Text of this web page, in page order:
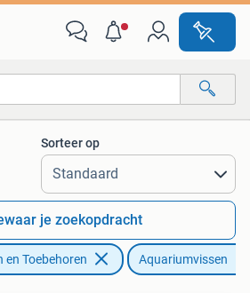
Alle afstanden…
Sorteer op
je zoekopdracht
en Toebehoren Aquariumvissen